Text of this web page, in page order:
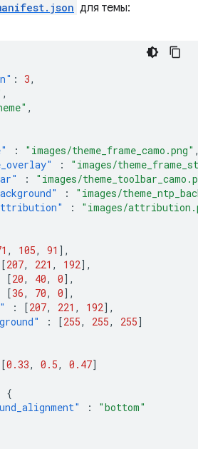
для темы:
: 3,
,
,
: "images/theme_frame_camo.png"
:
"images/
:
"images/
:
"images/
:
"images/
, 105, 91 ],
[207, 221 , 192],
[20, 40, 0],
[36, 70, 0],
: [207, 221 , 192],
: [255, 255, 255]
[0.33, 0.5, 0.47]
{
:
"bottom"